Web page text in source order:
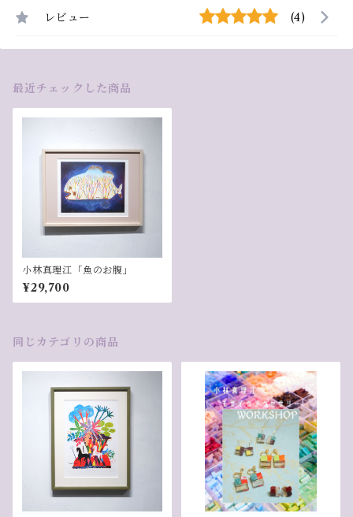
レビュー (4)
最近チェックした商品
小林真理江「魚のお腹」
¥29,700
同じカテゴリの商品